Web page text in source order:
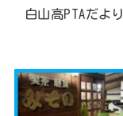
白山高PTAだより